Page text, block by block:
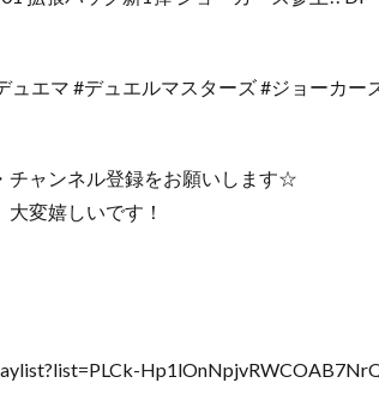
ュエマ #デュエルマスターズ #ジョーカ
チャンネル登録をお願いします☆
変嬉しいです！